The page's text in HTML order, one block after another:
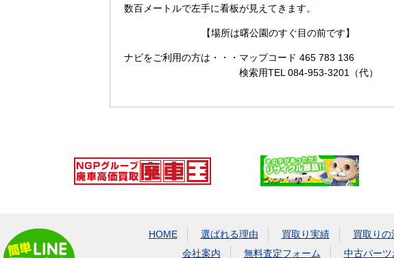
数百メートルで左手に看板が見えてきます。
【場所は曙公園のすぐ目の前です】
ナビをご利用の方は・・・ マップコード 465 783 136
検索用TEL 084-953-3201（代）
HOME 選ばれる理由 買取り実績 買取りの
会社案内
無料査定フォーム 中古パー